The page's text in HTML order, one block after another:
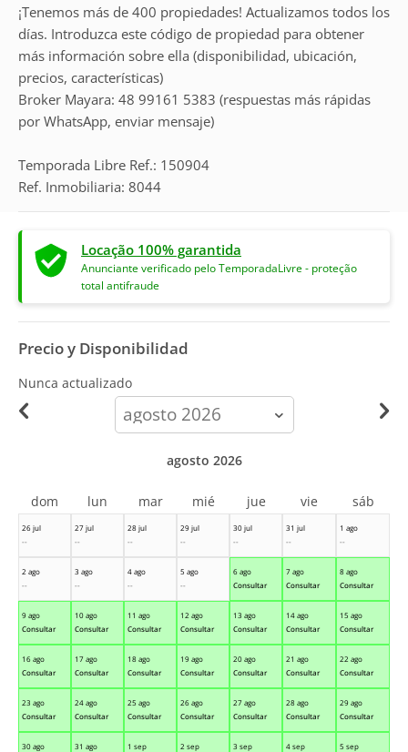
¡Tenemos más de 400 propiedades! Actualizamos todos los
días. Introduzca este código de propiedad para obtener
más información sobre ella (disponibilidad, ubicación,
precios, características)
Broker Mayara: 48 99161 5383 (respuestas más rápidas
por WhatsApp, enviar mensaje)
Temporada Libre Ref.: 150904
Ref. Inmobiliaria: 8044
Locação 100% garantida
Anunciante verificado pelo TemporadaLivre - proteção
total antifraude
Precio y Disponibilidad
Nunca actualizado
calendar-
month
26 jul
--
27 jul
--
28 jul
--
29 jul
--
30 jul
--
31 jul
--
1 ago
--
2 ago
--
3 ago
--
4 ago
--
5 ago
--
6 ago
Consultar
7 ago
Consultar
8 ago
Consultar
9 ago
Consultar
10 ago
Consultar
11 ago
Consultar
12 ago
Consultar
13 ago
Consultar
14 ago
Consultar
15 ago
Consultar
16 ago
Consultar
17 ago
Consultar
18 ago
Consultar
19 ago
Consultar
20 ago
Consultar
21 ago
Consultar
22 ago
Consultar
23 ago
Consultar
24 ago
Consultar
25 ago
Consultar
26 ago
Consultar
27 ago
Consultar
28 ago
Consultar
29 ago
Consultar
30 ago
31 ago
1 sep
2 sep
3 sep
4 sep
5 sep
agosto 2026
dom lun mar mié jue vie sáb